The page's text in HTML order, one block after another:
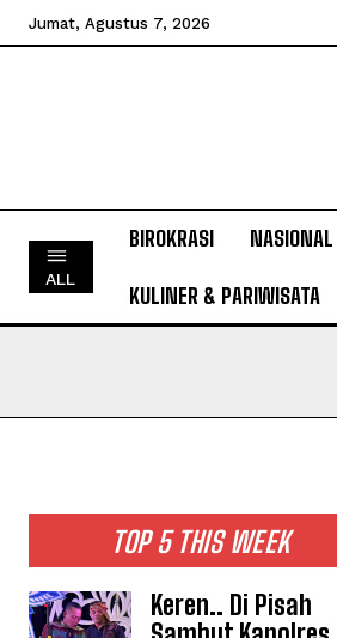
Jumat, Agustus 7, 2026
ALL
BIROKRASI NASIONAL
KULINER & PARIWISATA
TOP 5 THIS WEEK
Keren.. Di Pisah